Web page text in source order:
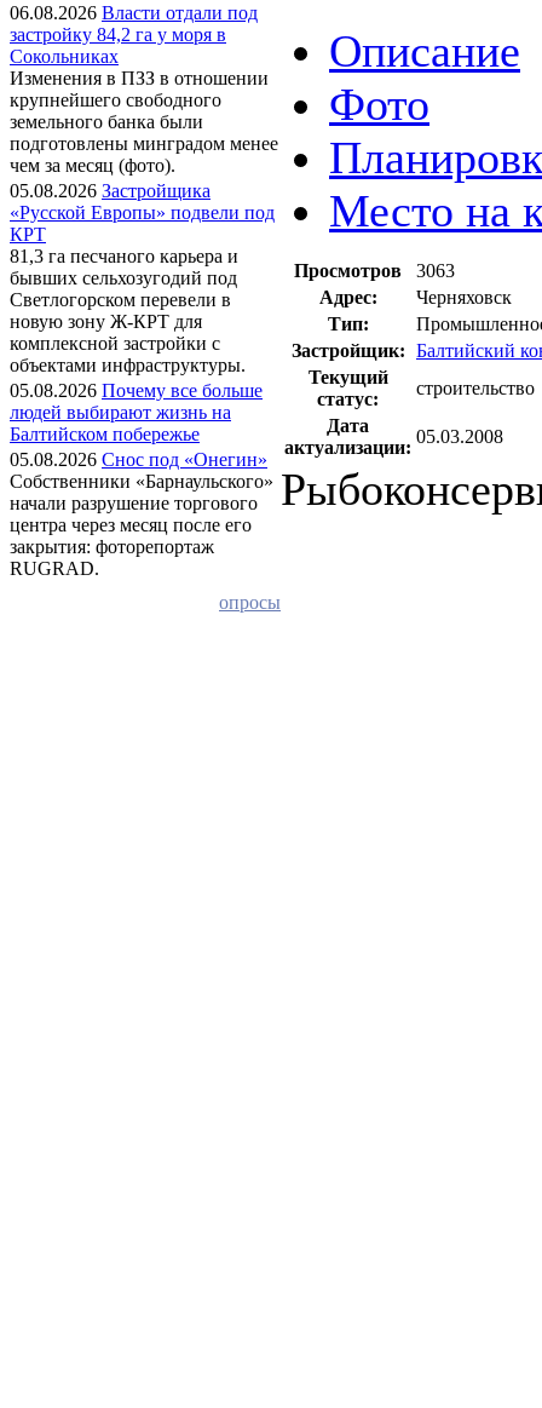
06.08.2026 Власти отдали под
застройку 84,2 га у моря в
Сокольниках
Изменения в ПЗЗ в отношении
крупнейшего свободного
земельного банка были
подготовлены минградом менее
чем за месяц (фото).
05.08.2026 Застройщика
«Русской Европы» подвели под
КРТ
81,3 га песчаного карьера и
бывших сельхозугодий под
Светлогорском перевели в
новую зону Ж-КРТ для
комплексной застройки с
объектами инфраструктуры.
05.08.2026 Почему все больше
людей выбирают жизнь на
Балтийском побережье
05.08.2026 Снос под «Онегин»
Собственники «Барнаульского»
начали разрушение торгового
центра через месяц после его
закрытия: фоторепортаж
RUGRAD.
опросы
Описание
Фото
Место на
Просмотров
3063
Адрес:
Черняховск
Тип:
Застройщик: Балтийский
Текущий
статус:
строительство
Дата
актуализации:
05.03.2008